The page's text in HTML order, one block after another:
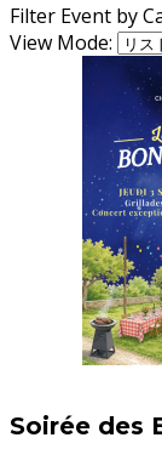
Filter Event by
View Mode:
Soirée des